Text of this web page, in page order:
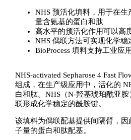
NHS 预活化填料，用于在
量含氨基的蛋白和肽
高水平的预活化作用可以高
NHS 偶联方法可实现化学稳
BioProcess 填料支持工业应用
NHS-activated Sepharose 4 Fast
组成，在生产级应用中，活化的
白和肽。NHS（N-羟基琥珀酰亚
联形成化学稳定的酰胺键。
该填料为偶联配基提供间隔臂，
子量的蛋白和肽配基。